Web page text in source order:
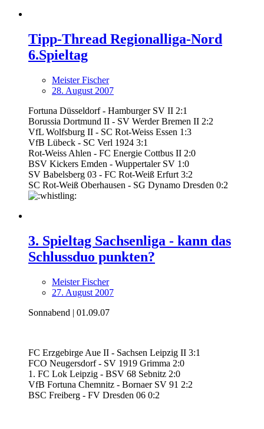
Tipp-Thread Regionalliga-Nord
6.Spieltag
Meister Fischer
28. August 2007
Fortuna Düsseldorf - Hamburger SV II 2:1
Borussia Dortmund II - SV Werder Bremen II 2:2
VfL Wolfsburg II - SC Rot-Weiss Essen 1:3
VfB Lübeck - SC Verl 1924 3:1
Rot-Weiss Ahlen - FC Energie Cottbus II 2:0
BSV Kickers Emden - Wuppertaler SV 1:0
SV Babelsberg 03 - FC Rot-Weiß Erfurt 3:2
SC Rot-Weiß Oberhausen - SG Dynamo Dresden 0:2
3. Spieltag Sachsenliga - kann das
Schlussduo punkten?
Meister Fischer
27. August 2007
Sonnabend | 01.09.07
FC Erzgebirge Aue II - Sachsen Leipzig II 3:1
FCO Neugersdorf - SV 1919 Grimma 2:0
1. FC Lok Leipzig - BSV 68 Sebnitz 2:0
VfB Fortuna Chemnitz - Bornaer SV 91 2:2
BSC Freiberg - FV Dresden 06 0:2